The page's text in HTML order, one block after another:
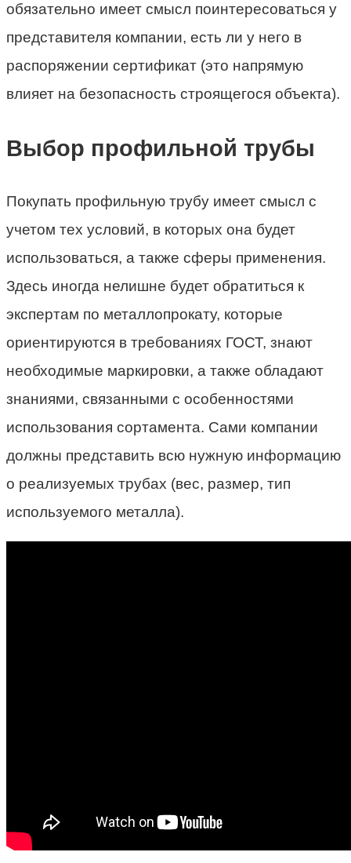
обязательно имеет смысл поинтересоваться у
представителя компании, есть ли у него в
распоряжении сертификат (это напрямую
влияет на безопасность строящегося объекта).
Выбор профильной трубы
Покупать профильную трубу имеет смысл с
учетом тех условий, в которых она будет
использоваться, а также сферы применения.
Здесь иногда нелишне будет обратиться к
экспертам по металлопрокату, которые
ориентируются в требованиях ГОСТ, знают
необходимые маркировки, а также обладают
знаниями, связанными с особенностями
использования сортамента. Сами компании
должны представить всю нужную информацию
о реализуемых трубах (вес, размер, тип
используемого металла).